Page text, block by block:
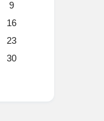
9
16
23
30